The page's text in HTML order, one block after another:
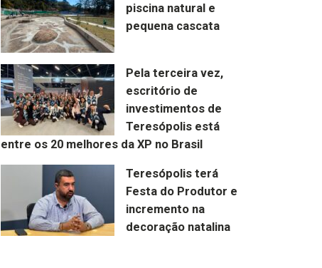
piscina natural e
pequena cascata
Pela terceira vez,
escritório de
investimentos de
Teresópolis está
entre os 20 melhores da XP no Brasil
Teresópolis terá
Festa do Produtor e
incremento na
decoração natalina